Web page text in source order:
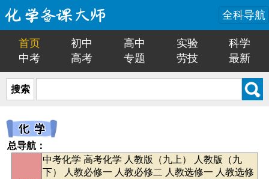
全科导航
首页 初中 高中 实验
科学
中考
高考 专题 劳技 最新
搜索
总导航 ：
中考化学 高考化学 人教版（九上）
人教版（九
下）
人教必修一 人教必修二 人教选修一 人教选修